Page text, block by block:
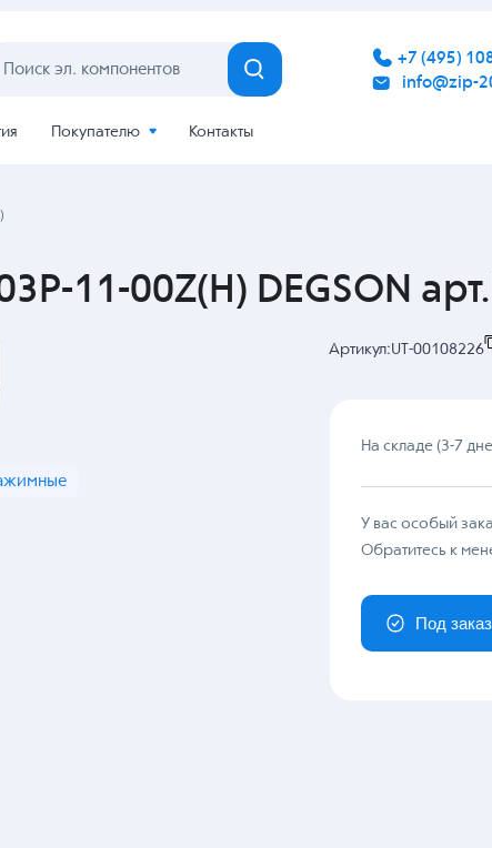
+7 (495)
info@zip-
Покупателю Контакты
11-00Z(H) DEGSON
Артикул:UT-00108226
На складе (3-7
У вас особый
Обратитесь к
Под заказ